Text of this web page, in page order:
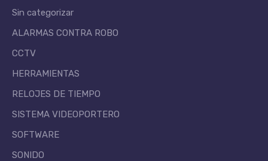
Sin categorizar
ALARMAS CONTRA ROBO
CCTV
HERRAMIENTAS
RELOJES DE TIEMPO
SISTEMA VIDEOPORTERO
SOFTWARE
SONIDO